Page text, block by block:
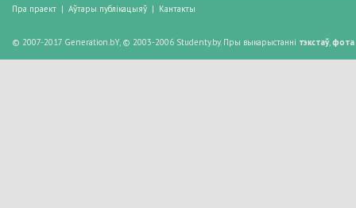
Пра праект | Аўтары публікацыяў | Кантакты
© 2007-2017 Generation.bY, © 2003-2006 Studenty.by. Пры выкарыстанні тэкстаў, фота